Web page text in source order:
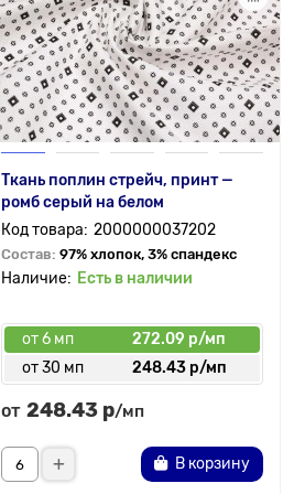
Ткань поплин стрейч, принт —
ромб серый на белом
2000000037202
Состав: 97% хлопок, 3% спандекс
Есть в наличии
от 6 мп
272.09 р/мп
от 30 мп
248.43 р/мп
от 248.43 р/мп
В корзину